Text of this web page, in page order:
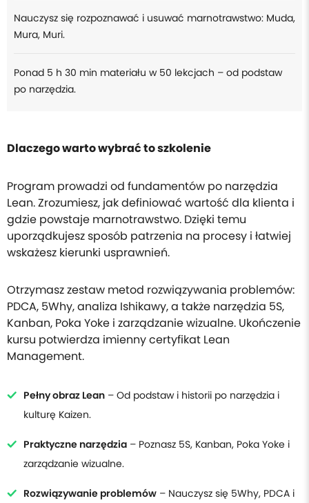
Nauczysz się rozpoznawać i usuwać marnotrawstwo: Muda,
Mura, Muri.
Ponad 5 h 30 min materiału w 50 lekcjach – od podstaw
po narzędzia.
Dlaczego warto wybrać to szkolenie
Program prowadzi od fundamentów po narzędzia
Lean. Zrozumiesz, jak definiować wartość dla klienta i
gdzie powstaje marnotrawstwo. Dzięki temu
uporządkujesz sposób patrzenia na procesy i łatwiej
wskażesz kierunki usprawnień.
Otrzymasz zestaw metod rozwiązywania problemów:
PDCA, 5Why, analiza Ishikawy, a także narzędzia 5S,
Kanban, Poka Yoke i zarządzanie wizualne. Ukończenie
kursu potwierdza imienny certyfikat Lean
Management.
Pełny obraz Lean – Od podstaw i historii po narzędzia i
kulturę Kaizen.
Praktyczne narzędzia – Poznasz 5S, Kanban, Poka Yoke i
zarządzanie wizualne.
Rozwiązywanie problemów – Nauczysz się 5Why, PDCA i